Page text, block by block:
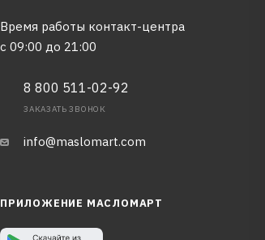
Время работы контакт-центра
с 09:00 до 21:00
8 800 511-02-92
ЗАКАЗАТЬ ЗВОНОК
info@maslomart.com
ПРИЛОЖЕНИЕ МАСЛОМАРТ